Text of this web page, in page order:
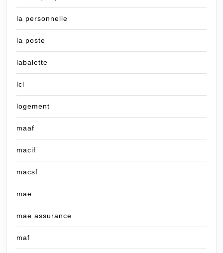
la personnelle
la poste
labalette
lcl
logement
maaf
macif
macsf
mae
mae assurance
maf